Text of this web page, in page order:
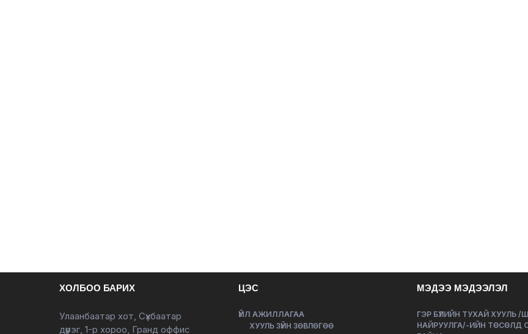
ХОЛБОО БАРИХ
Улаанбаатар хот, Сүхбаатар
дүүрэг, 1-р хороо, Гранд оффис
ЦЭС
ҮЙЛ АЖИЛЛАГАА
ХУУЛЬ ЗҮЙН ЗӨВЛӨГӨӨ
МЭДЭЭ МЭДЭЭЛЭЛ
ГЭР БҮЛИЙН ТУХАЙ ХУУЛЬ
НАЙРУУЛГА/-ИЙН ТӨСӨЛД